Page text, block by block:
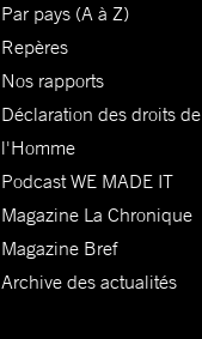
Par pays (A à Z)
Repères
Nos rapports
Déclaration des droits de
l'Homme
Podcast WE MADE IT
Magazine La Chronique
Magazine Bref
Archive des actualités